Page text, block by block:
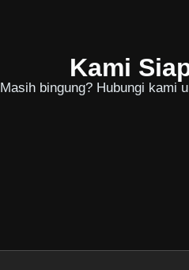
Kami
Masih bingung? Hubungi kami